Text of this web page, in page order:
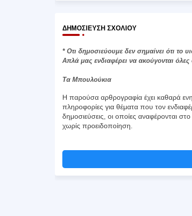
ΔΗΜΟΣΊΕΥΣΗ ΣΧΟΛΊΟΥ
* Οτι δημοσιεύουμε δεν σημαίνει ότι το
Απλά μας ενδιαφέρει να ακούγονται
Τα Μπουλούκια
Η παρούσα αρθρογραφία έχει καθαρά
πληροφορίες για θέματα που τον
δημοσιεύσεις, οι οποίες αναφέρονται
χωρίς προειδοποίηση.